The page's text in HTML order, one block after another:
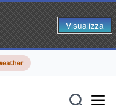
Visualizza